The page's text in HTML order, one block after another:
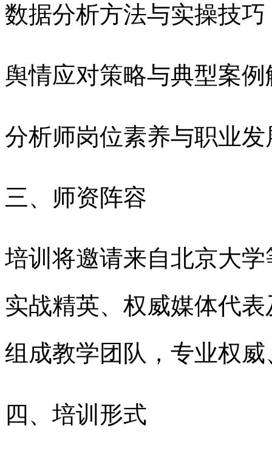
数据分析方法与实操技巧
舆情应对策略与典型案例
分析师岗位素养与职业发
三、师资阵容
培训将邀请来自北京大
实战精英、权威媒体代
组成教学团队，专业权
四、培训形式